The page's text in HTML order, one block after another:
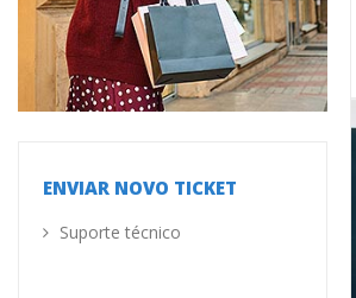
ENVIAR NOVO TICKET
Suporte técnico